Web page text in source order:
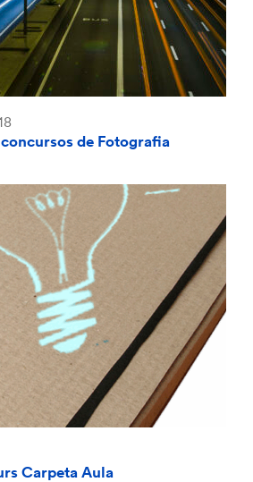
de Fotografia
Carpeta Aula